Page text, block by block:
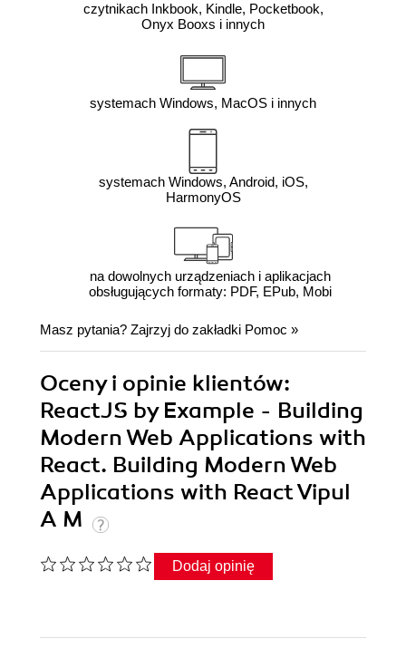
czytnikach Inkbook, Kindle, Pocketbook,
Onyx Booxs i innych
systemach Windows, MacOS i innych
systemach Windows, Android, iOS,
HarmonyOS
na dowolnych urządzeniach i aplikacjach
obsługujących formaty: PDF, EPub, Mobi
Masz pytania? Zajrzyj do zakładki Pomoc »
Oceny i opinie klientów:
ReactJS by Example - Building
Modern Web Applications with
React. Building Modern Web
Applications with React Vipul
A M
Dodaj opinię